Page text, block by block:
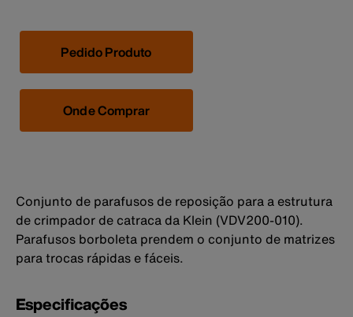
Pedido Produto
Onde Comprar
Conjunto de parafusos de reposição para a estrutura
de crimpador de catraca da Klein (VDV200-010).
Parafusos borboleta prendem o conjunto de matrizes
para trocas rápidas e fáceis.
Especificações